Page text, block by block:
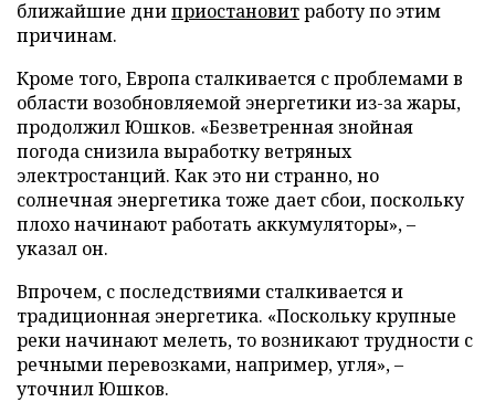
ближайшие дниприостановитработу по этим
причинам.
Кроме того, Европа сталкивается с проблемами в
области возобновляемой энергетики из-за жары,
продолжил Юшков. «Безветренная знойная
погода снизила выработку ветряных
электростанций. Как это ни странно, но
солнечная энергетика тоже дает сбои, поскольку
плохо начинают работать аккумуляторы», –
указал он.
Впрочем, с последствиями сталкивается и
традиционная энергетика. «Поскольку крупные
реки начинают мелеть, то возникают трудности с
речными перевозками, например, угля», –
уточнил Юшков.